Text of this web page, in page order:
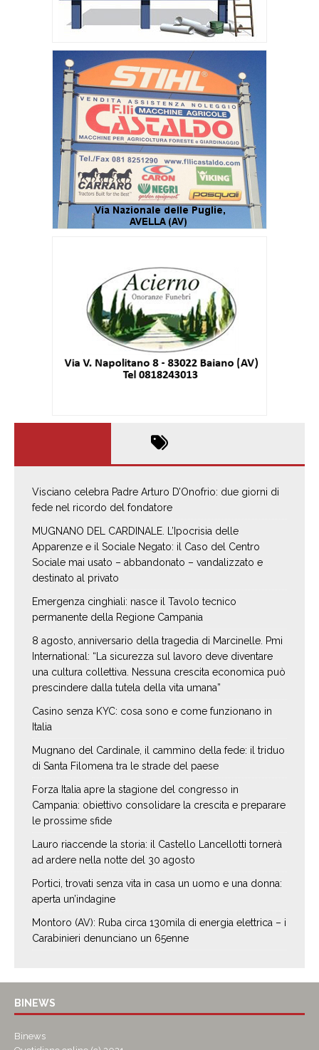
Visciano celebra Padre Arturo D’Onofrio: due giorni di
fede nel ricordo del fondatore
MUGNANO DEL CARDINALE. L’Ipocrisia delle
Apparenze e il Sociale Negato: il Caso del Centro
Sociale mai usato – abbandonato – vandalizzato e
destinato al privato
Emergenza cinghiali: nasce il Tavolo tecnico
permanente della Regione Campania
8 agosto, anniversario della tragedia di Marcinelle. Pmi
International: “La sicurezza sul lavoro deve diventare
una cultura collettiva. Nessuna crescita economica può
prescindere dalla tutela della vita umana”
Casino senza KYC: cosa sono e come funzionano in
Italia
Mugnano del Cardinale, il cammino della fede: il triduo
di Santa Filomena tra le strade del paese
Forza Italia apre la stagione del congresso in
Campania: obiettivo consolidare la crescita e preparare
le prossime sfide
Lauro riaccende la storia: il Castello Lancellotti tornerà
ad ardere nella notte del 30 agosto
Portici, trovati senza vita in casa un uomo e una donna:
aperta un’indagine
Montoro (AV): Ruba circa 130mila di energia elettrica – i
Carabinieri denunciano un 65enne
BINEWS
Binews